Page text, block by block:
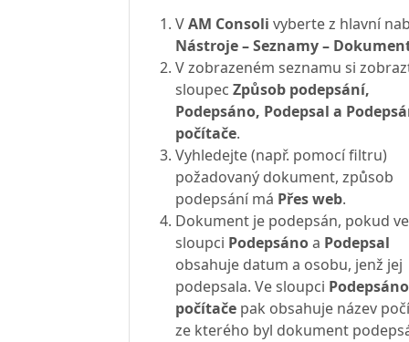
VAM Consoli vyberte z hlavní
Nástroje – Seznamy –
V zobrazeném seznamu si
sloupec Způsob podepsání,
Podepsáno, Podepsal a
počítače.
Vyhledejte (např. pomocí filtru)
požadovaný dokument, způsob
podepsání má Přes web.
Dokument je podepsán, pokud ve
sloupci Podepsánoa Podepsal
obsahuje datum a osobu, jenž jej
podepsala. Ve sloupci
počítače pak obsahuje název
ze kterého byl dokument